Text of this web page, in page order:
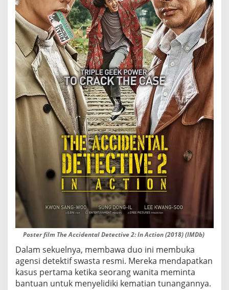
Poster film The Accidental Detective 2: In Action (2018) (IMDb)
Dalam sekuelnya, membawa duo ini membuka
agensi detektif swasta resmi. Mereka mendapatkan
kasus pertama ketika seorang wanita meminta
bantuan untuk menyelidiki kematian tunangannya.